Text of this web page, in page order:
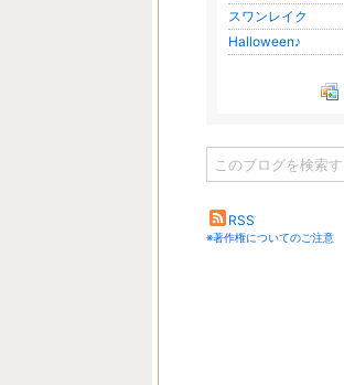
スワンレイク
Halloween♪
RSS
※著作権についてのご注意